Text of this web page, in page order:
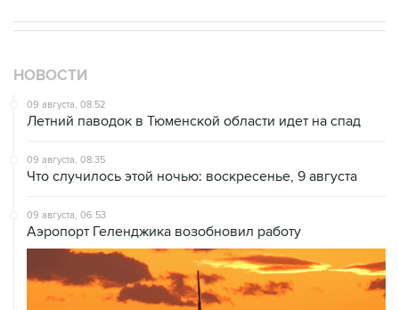
НОВОСТИ
09 августа, 08:52
Летний паводок в Тюменской области идет на спад
09 августа, 08:35
Что случилось этой ночью: воскресенье, 9 августа
09 августа, 06:53
Аэропорт Геленджика возобновил работу